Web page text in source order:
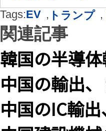
Tags:EV , トランプ ,
関連記事
韓国の半導
中国の輸出
中国のIC輸